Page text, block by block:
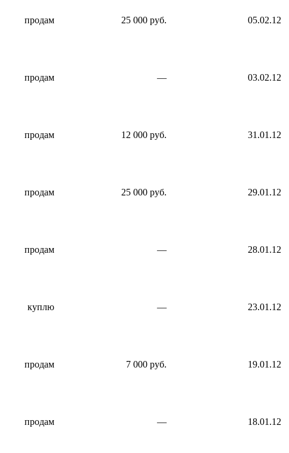
продам 25 000 руб. 05.02.12
продам — 03.02.12
продам 12 000 руб. 31.01.12
продам 25 000 руб. 29.01.12
продам — 28.01.12
куплю — 23.01.12
продам 7 000 руб. 19.01.12
продам — 18.01.12